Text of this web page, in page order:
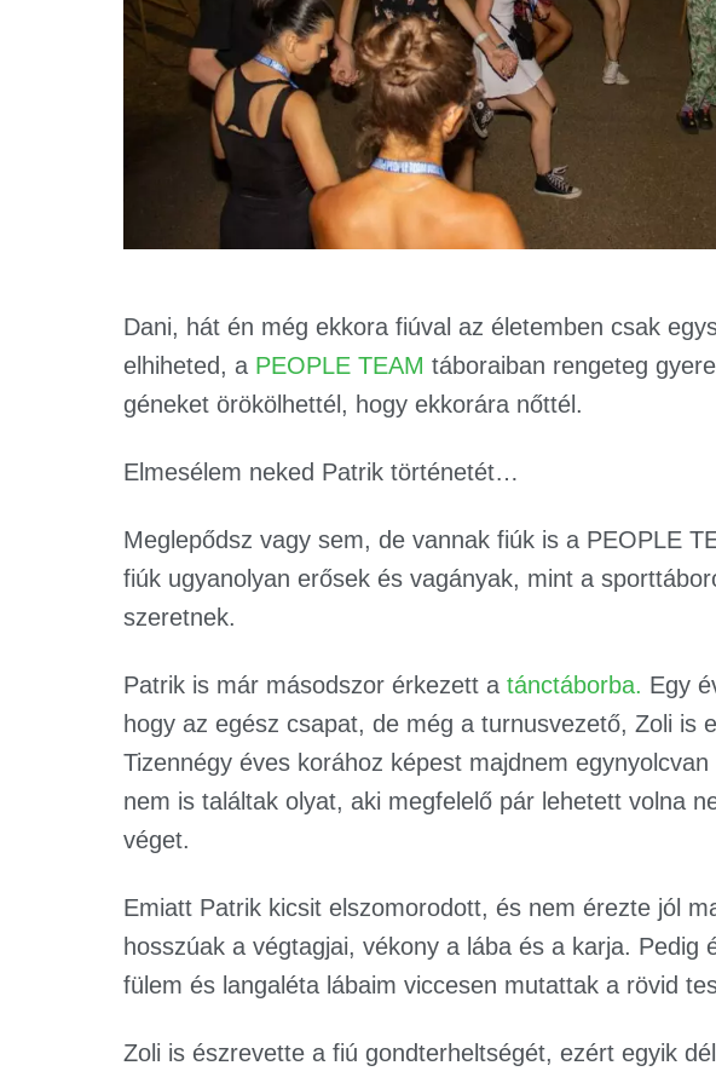
Dani, hát én még ekkora fiúval az életemben csak
elhiheted, a PEOPLE TEAM táboraiban rengeteg
géneket örökölhettél, hogy ekkorára nőttél.
Elmesélem neked Patrik történetét…
Meglepődsz vagy sem, de vannak fiúk is a PEOPLE
fiúk ugyanolyan erősek és vagányak, mint a
szeretnek.
Patrik is már másodszor érkezett a tánctáborba. Egy
hogy az egész csapat, de még a turnusvezető, Zoli is
Tizennégy éves korához képest majdnem
nem is találtak olyat, aki megfelelő pár lehetett volna
véget.
Emiatt Patrik kicsit elszomorodott, és nem érezte jól
hosszúak a végtagjai, vékony a lába és a karja. Pedig
fülem és langaléta lábaim viccesen mutattak a rövid
Zoli is észrevette a fiú gondterheltségét, ezért egyik